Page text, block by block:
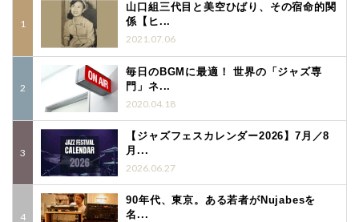
山口組三代目と美空ひばり、その宿命的関
係【ヒ...
2021.07.06
毎日のBGMに最適！ 世界の「ジャズ専
門」ネ...
2020.04.18
【ジャズフェスカレンダー2026】7月／8
月...
2026.06.27
90年代、東京。ある若者がNujabesを
名...